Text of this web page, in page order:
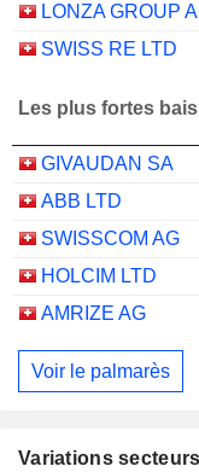
LONZA GROUP
SWISS RE LTD
Les plus fortes
GIVAUDAN SA
ABB LTD
SWISSCOM AG
HOLCIM LTD
AMRIZE AG
Voir le palmarès
Variations secteurs